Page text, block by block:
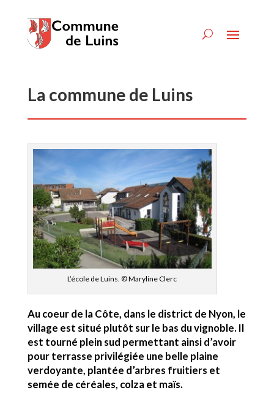
La commune de Luins
L’école de Luins. © Maryline Clerc
Au coeur de la Côte, dans le district de Nyon, le
village est situé plutôt sur le bas du vignoble. Il
est tourné plein sud permettant ainsi d’avoir
pour terrasse privilégiée une belle plaine
verdoyante, plantée d’arbres fruitiers et
semée de céréales, colza et maïs.